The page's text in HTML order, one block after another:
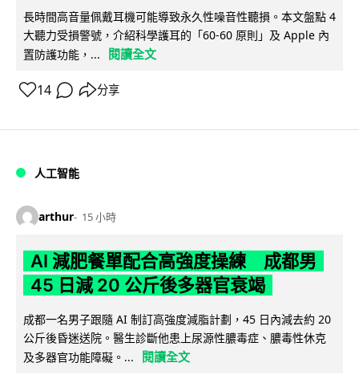
長時間高音量佩戴耳機可能導致永久性噪音性聽損。本文盤點 4
大聽力受損警號，介紹科學護耳的「60-60 原則」及 Apple 內
置防護功能，...
閱讀全文
14 分享
人工智能
arthur 15 小時
AI 減肥餐單配合高強度操練 成都男
45 日減 20 公斤後多器官衰竭
成都一名男子跟隨 AI 制訂高強度減脂計劃，45 日內減去約 20
公斤後昏迷送院。醫生診斷他患上尿源性膿毒症、膿毒性休克
及多器官功能障礙。...
閱讀全文